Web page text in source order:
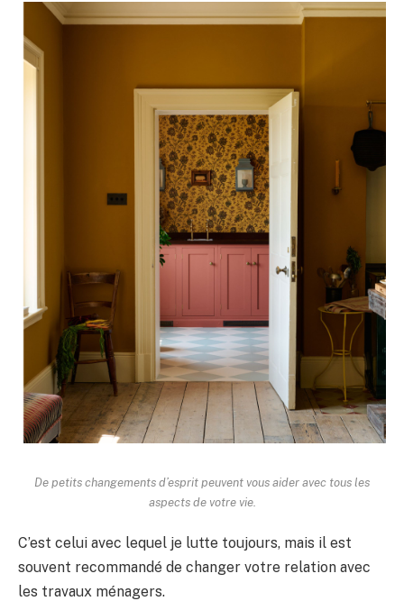
De petits changements d’esprit peuvent vous aider avec tous les
aspects de votre vie.
C’est celui avec lequel je lutte toujours, mais il est
souvent recommandé de changer votre relation avec
les travaux ménagers.